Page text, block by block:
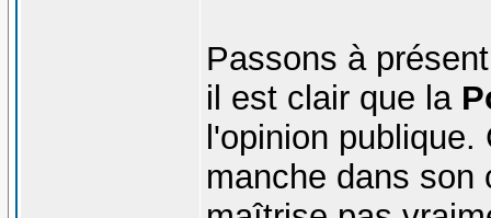
Passons à
il est clair que la
l'opinion
manche dans